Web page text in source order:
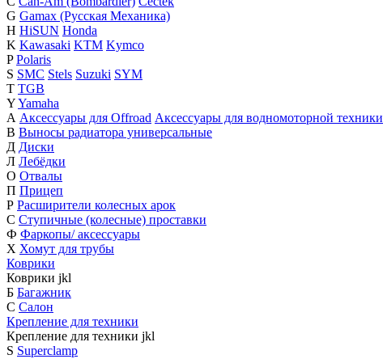
G Gamax (Русская Механика)
H HiSUN Honda
K Kawasaki KTM Kymco
P Polaris
S SMC Stels Suzuki SYM
T TGB
YYamaha
А Аксессуары для Offroad Аксессуары для водномоторной техники
В Выносы радиатора универсальные
Д Диски
Л Лебёдки
О Отвалы
П Прицеп
Р Расширители колесных арок
С Ступичные (колесные) проставки
Ф Фаркопы/ аксессуары
Х Хомут для трубы
Коврики
Коврики jkl
Б Багажник
С Салон
Крепление для техники
Крепление для техники jkl
S Superclamp